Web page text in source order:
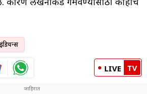
LIVE TV